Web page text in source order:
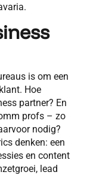
is om een
Hoe
partner? En
profs – zo
nodig?
denken: een
en content
lead